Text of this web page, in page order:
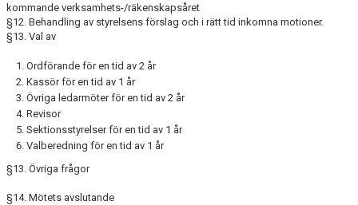
kommande verksamhets-/räkenskapsåret
§12. Behandling av styrelsens förslag och i rätt tid inkomna motioner.
§13. Val av
Ordförande för en tid av 2 år
Kassör för en tid av 1 år
Övriga ledarmöter för en tid av 2 år
Revisor
Sektionsstyrelser för en tid av 1 år
Valberedning för en tid av 1 år
§13. Övriga frågor
§14. Mötets avslutande